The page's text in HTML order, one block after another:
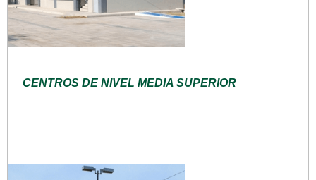
CENTROS DE NIVEL MEDIA SUPERIOR